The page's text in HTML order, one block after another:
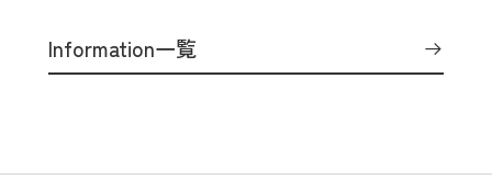
Information一覧